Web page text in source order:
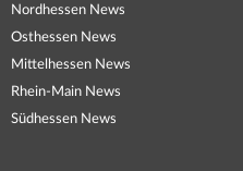
Nordhessen News
Osthessen News
Mittelhessen News
Rhein-Main News
Südhessen News